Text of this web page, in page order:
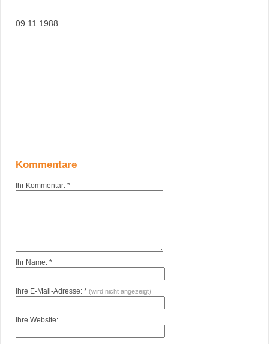
09.11.1988
Kommentare
Ihr Kommentar: *
Ihr Name: *
Ihre E-Mail-Adresse: * (wird nicht angezeigt)
Ihre Website: